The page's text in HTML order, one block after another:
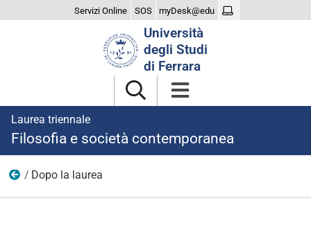
Servizi Online SOS myDesk@edu
Università
degli Studi
di Ferrara
Laurea triennale
Filosofia e società contemporanea
Home
Dopo la laurea